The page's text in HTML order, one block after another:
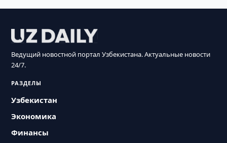
Ведущий новостной портал Узбекистана. Актуальные новости
24/7.
РАЗДЕЛЫ
Узбекистан
Экономика
Финансы